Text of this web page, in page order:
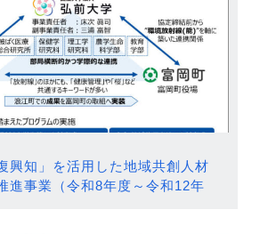
興知」を活用した地域共創人材
進事業（令和8年度～令和12年